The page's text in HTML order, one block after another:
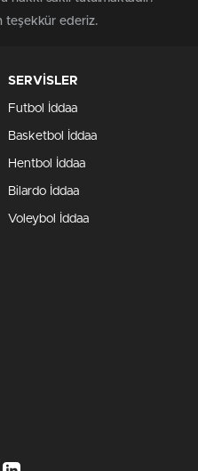
teşekkür ederiz.
SERVİSLER
Futbol İddaa
Basketbol İddaa
Hentbol İddaa
Bilardo İddaa
Voleybol İddaa